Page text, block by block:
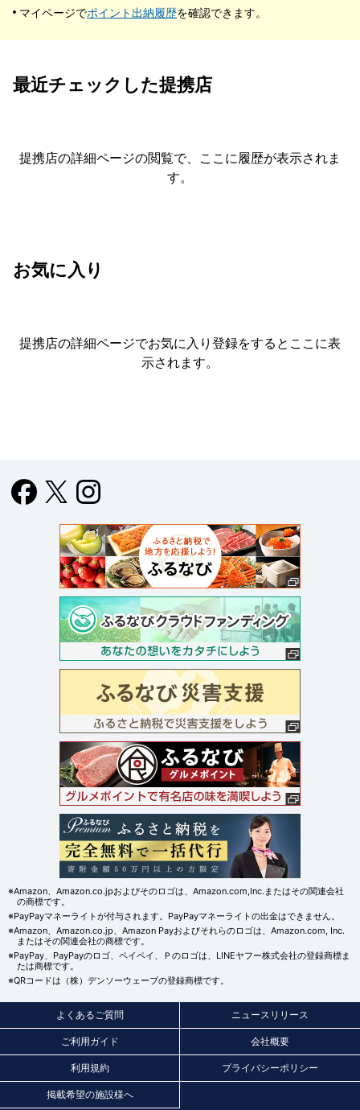
マイページでポイント出納履歴を確認できます。
最近チェックした提携店
提携店の詳細ページの閲覧で、ここに履歴が表示されま
す。
お気に入り
提携店の詳細ページでお気に入り登録をすると ここに表
示されます。
※Amazon、Amazon.co.jpおよびそのロゴは、Amazon.com,Inc.またはその関連会社
の商標です。
※PayPayマネーライトが付与されます。PayPayマネーライトの出金はできません。
※Amazon、Amazon.co.jp、Amazon Payおよびそれらのロゴは、Amazon.com, Inc.
またはその関連会社の商標です。
※PayPay、PayPayのロゴ、ペイペイ、Ｐのロゴは、LINEヤフー株式会社の登録商標ま
たは商標です。
※QRコードは（株）デンソーウェーブの登録商標です。
よくあるご質問 ニュースリリース
ご利用ガイド 会社概要
利用規約 プライバシーポリシー
掲載希望の施設様へ